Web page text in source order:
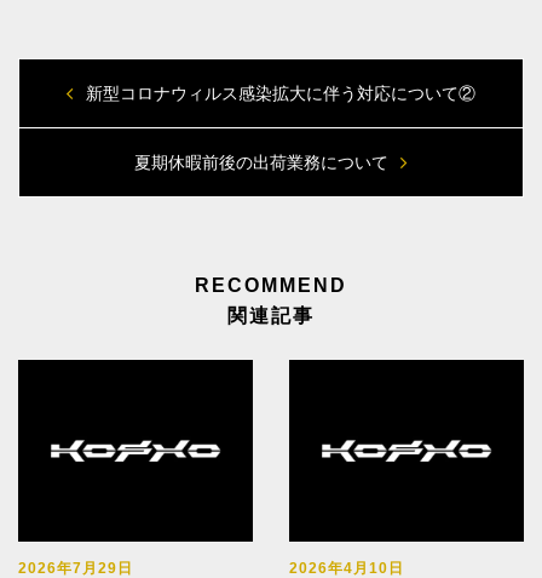
新型コロナウィルス感染拡大に伴う対応について②
夏期休暇前後の出荷業務について
関連記事
2026年7月29日 2026年4月10日